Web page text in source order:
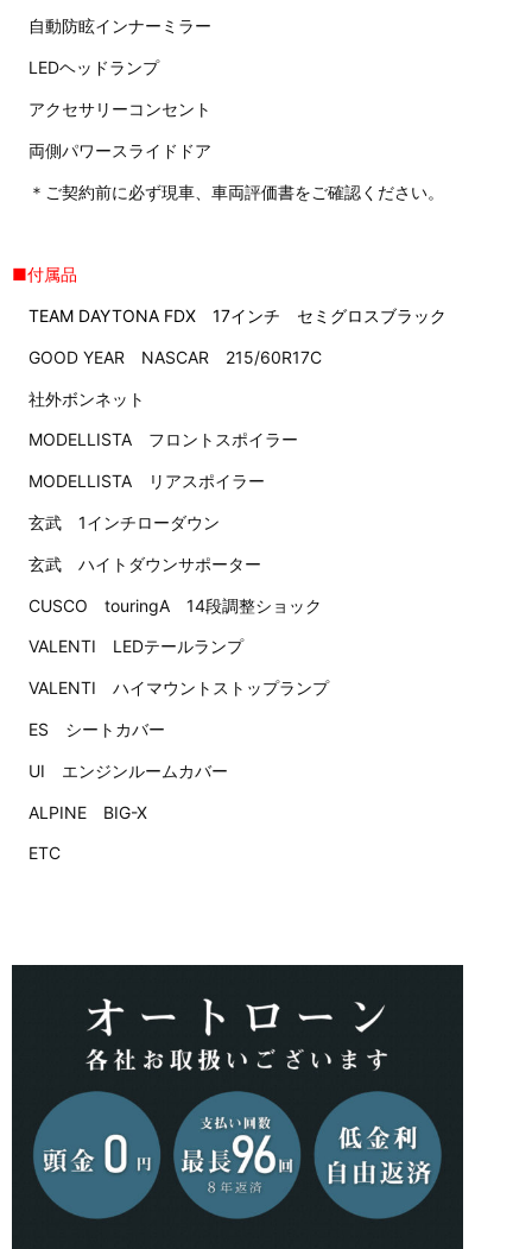
自動防眩インナーミラー
LEDヘッドランプ
アクセサリーコンセント
両側パワースライドドア
＊ご契約前に必ず現車、車両評価書をご確認ください。
■付属品
TEAM DAYTONA FDX 17インチ セミグロスブラック
GOOD YEAR NASCAR 215/60R17C
社外ボンネット
MODELLISTA フロントスポイラー
MODELLISTA リアスポイラー
玄武 1インチローダウン
玄武 ハイトダウンサポーター
CUSCO touringA 14段調整ショック
VALENTI LEDテールランプ
VALENTI ハイマウントストップランプ
ES シートカバー
UI エンジンルームカバー
ALPINE BIG-X
ETC